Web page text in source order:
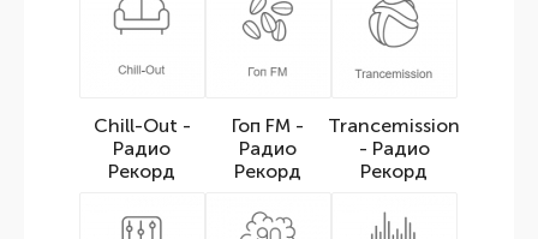
Chill-Out -
Радио
Рекорд
Гоп FM -
Радио
Рекорд
Trancemission
- Радио
Рекорд